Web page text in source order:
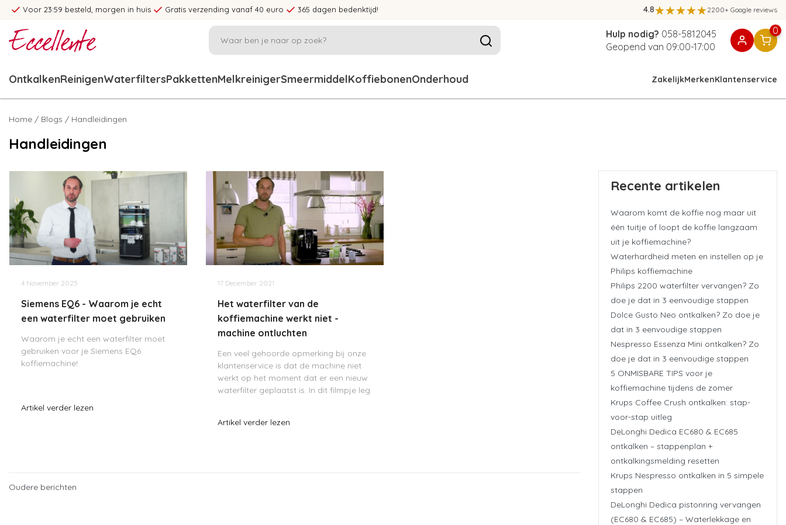
Voor 23:59 besteld, morgen in huis Gratis verzending vanaf 40 euro 365 dagen bedenktijd! 4.8 2200+ Google reviews
Hulp nodig? 058-5812045
Geopend van 09:00-17:00
0
OntkalkenReinigenWaterfiltersPakkettenMelkreinigerSmeermiddelKoffiebonenOnderhoud ZakelijkMerkenKlantenservice
Home / Blogs / Handleidingen
Handleidingen
4 November 2025
Siemens EQ6 - Waarom je echt
een waterfilter moet gebruiken
Waarom je echt een waterfilter moet
gebruiken voor je Siemens EQ6
koffiemachine!
Artikel verder lezen
17 December 2021
Het waterfilter van de
koffiemachine werkt niet -
machine ontluchten
Een veel gehoorde opmerking bij onze
klantenservice is dat de machine niet
werkt op het moment dat er een nieuw
waterfilter geplaatst is. In dit filmpje leg
omdat er lucht in de wa
Artikel verder lezen
Oudere berichten
Recente artikelen
Waarom komt de koffie nog maar uit
één tuitje of loopt de koffie langzaam
uit je koffiemachine?
Waterhardheid meten en instellen op je
Philips koffiemachine
Philips 2200 waterfilter vervangen? Zo
doe je dat in 3 eenvoudige stappen
Dolce Gusto Neo ontkalken? Zo doe je
dat in 3 eenvoudige stappen
Nespresso Essenza Mini ontkalken? Zo
doe je dat in 3 eenvoudige stappen
5 ONMISBARE TIPS voor je
koffiemachine tijdens de zomer
Krups Coffee Crush ontkalken: stap-
voor-stap uitleg
DeLonghi Dedica EC680 & EC685
ontkalken – stappenplan +
ontkalkingsmelding resetten
Krups Nespresso ontkalken in 5 simpele
stappen
DeLonghi Dedica pistonring vervangen
(EC680 & EC685) – Waterlekkage en